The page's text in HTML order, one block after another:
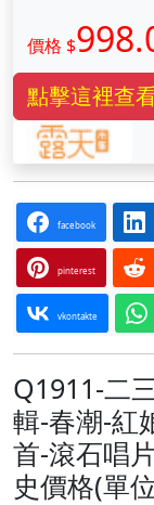
價格 $
點擊這裡查
facebook
pinterest
vkontakte
Q1911-二
輯-春潮-紅
首-滾石唱
史價格(單